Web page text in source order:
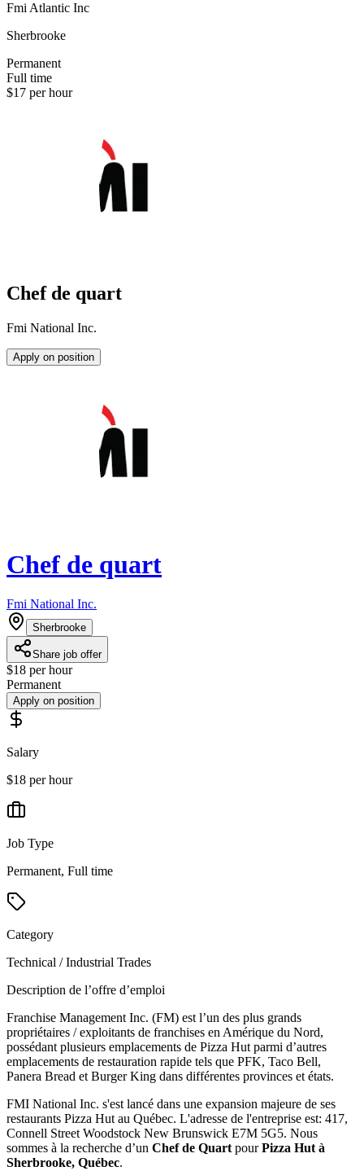
Fmi Atlantic Inc
Sherbrooke
Permanent
Full time
$17 per hour
Chef de quart
Fmi National Inc.
Apply on position
Chef de quart
Fmi National Inc.
Sherbrooke
Share job offer
$18 per hour
Permanent
Apply on position
Salary
$18 per hour
Job Type
Permanent, Full time
Category
Technical / Industrial Trades
Description de l’offre d’emploi
Franchise Management Inc. (FM) est l’un des plus grands
propriétaires / exploitants de franchises en Amérique du Nord,
possédant plusieurs emplacements de Pizza Hut parmi d’autres
emplacements de restauration rapide tels que PFK, Taco Bell,
Panera Bread et Burger King dans différentes provinces et états.
FMI National Inc. s'est lancé dans une expansion majeure de ses
restaurants Pizza Hut au Québec. L'adresse de l'entreprise est: 417,
Connell Street Woodstock New Brunswick E7M 5G5. Nous
sommes à la recherche d’un Chef de Quart pourPizza Hut à
Sherbrooke, Québec.